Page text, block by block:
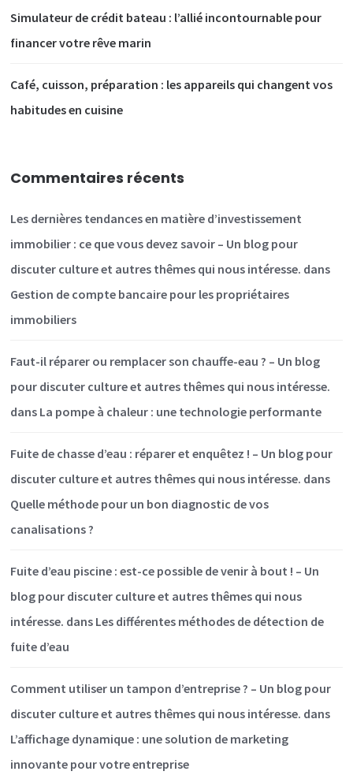
Simulateur de crédit bateau : l’allié incontournable pour
financer votre rêve marin
Café, cuisson, préparation : les appareils qui changent vos
habitudes en cuisine
Commentaires récents
Les dernières tendances en matière d’investissement
immobilier : ce que vous devez savoir – Un blog pour
discuter culture et autres thêmes qui nous intéresse. dans
Gestion de compte bancaire pour les propriétaires
immobiliers
Faut-il réparer ou remplacer son chauffe-eau ? – Un blog
pour discuter culture et autres thêmes qui nous intéresse.
dans La pompe à chaleur : une technologie performante
Fuite de chasse d’eau : réparer et enquêtez ! – Un blog pour
discuter culture et autres thêmes qui nous intéresse. dans
Quelle méthode pour un bon diagnostic de vos
canalisations ?
Fuite d’eau piscine : est-ce possible de venir à bout ! – Un
blog pour discuter culture et autres thêmes qui nous
intéresse. dans Les différentes méthodes de détection de
fuite d’eau
Comment utiliser un tampon d’entreprise ? – Un blog pour
discuter culture et autres thêmes qui nous intéresse. dans
L’affichage dynamique : une solution de marketing
innovante pour votre entreprise